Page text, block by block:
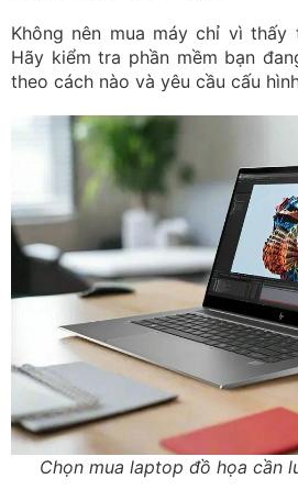
Không nên mua máy chỉ vì thấy
Hãy kiểm tra phần mềm bạn
theo cách nào và yêu cầu cấu
Chọn mua laptop đồ họa cần